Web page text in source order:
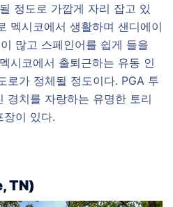
정도로 가깝게 자리 잡고 있
멕시코에서 생활하며 샌디에이
많고 스페인어를 쉽게 들을
시코에서 출퇴근하는 유동 인
로가 정체될 정도이다. PGA 투
경치를 자랑하는 유명한 토리
이 있다.
TN)